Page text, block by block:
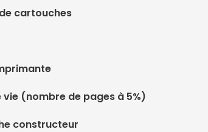
cartouches
vie (nombre de pages à 5%)
constructeur